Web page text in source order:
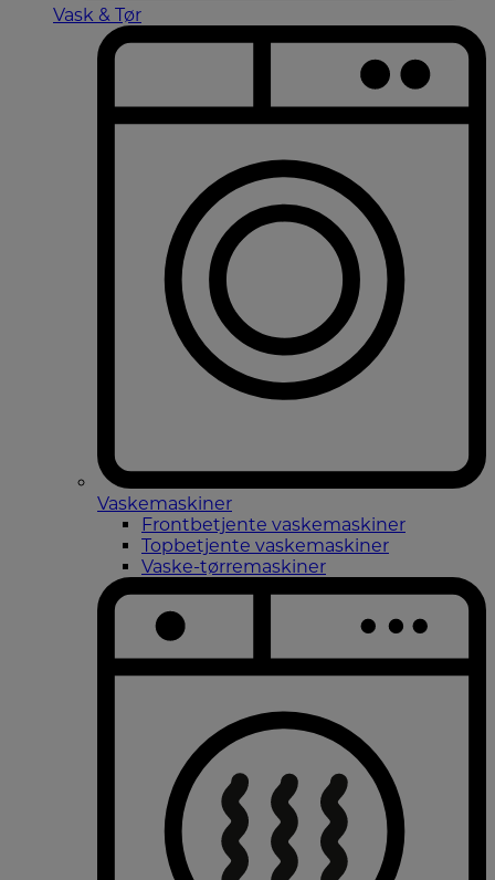
Vask & Tør
Vaskemaskiner
Frontbetjente vaskemaskiner
Topbetjente vaskemaskiner
Vaske-tørremaskiner